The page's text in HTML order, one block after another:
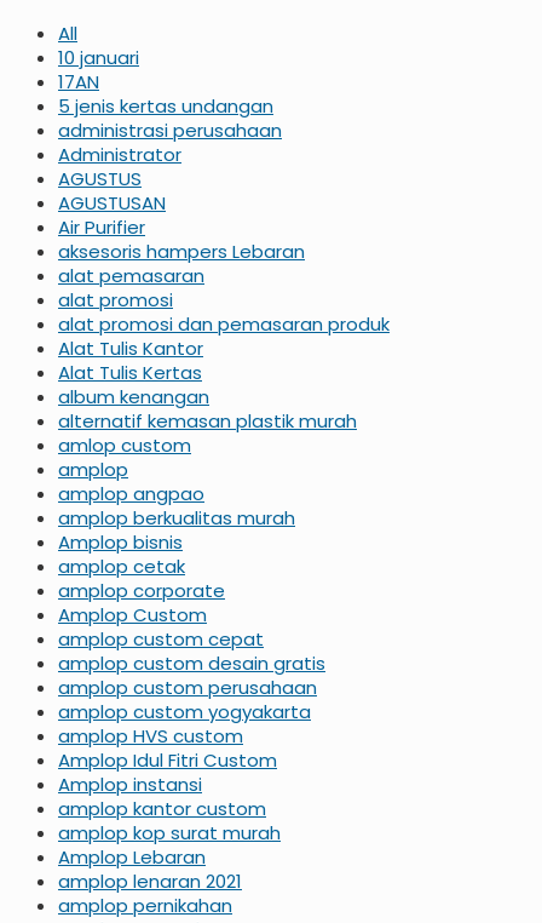
All
10 januari
17AN
5 jenis kertas undangan
administrasi perusahaan
Administrator
AGUSTUS
AGUSTUSAN
Air Purifier
aksesoris hampers Lebaran
alat pemasaran
alat promosi
alat promosi dan pemasaran produk
Alat Tulis Kantor
Alat Tulis Kertas
album kenangan
alternatif kemasan plastik murah
amlop custom
amplop
amplop angpao
amplop berkualitas murah
Amplop bisnis
amplop cetak
amplop corporate
Amplop Custom
amplop custom cepat
amplop custom desain gratis
amplop custom perusahaan
amplop custom yogyakarta
amplop HVS custom
Amplop Idul Fitri Custom
Amplop instansi
amplop kantor custom
amplop kop surat murah
Amplop Lebaran
amplop lenaran 2021
amplop pernikahan